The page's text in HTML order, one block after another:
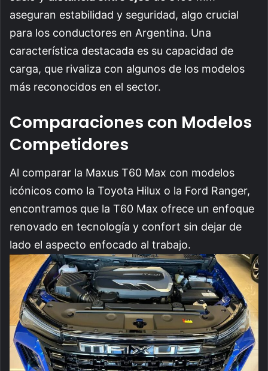
aseguran estabilidad y seguridad, algo crucial
para los conductores en Argentina. Una
característica destacada es su capacidad de
carga, que rivaliza con algunos de los modelos
más reconocidos en el sector.
Comparaciones con Modelos
Competidores
Al comparar la Maxus T60 Max con modelos
icónicos como la Toyota Hilux o la Ford Ranger,
encontramos que la T60 Max ofrece un enfoque
renovado en tecnología y confort sin dejar de
lado el aspecto enfocado al trabajo.